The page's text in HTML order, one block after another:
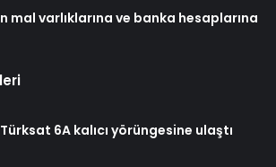
mal varlıklarına ve banka hesaplarına
Türksat 6A kalıcı yörüngesine ulaştı